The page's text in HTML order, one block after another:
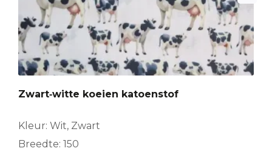
Zwart‑witte koeien katoenstof
Kleur: Wit, Zwart
Breedte: 150